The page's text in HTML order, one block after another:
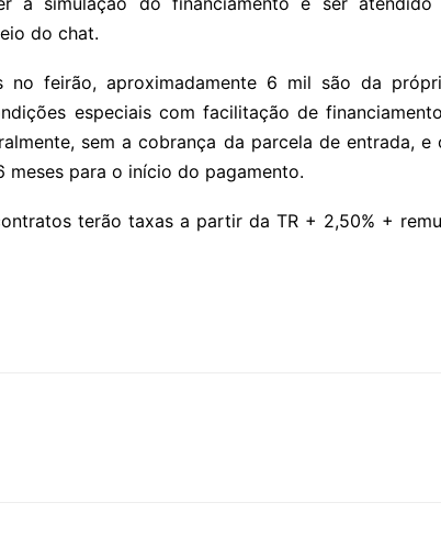
do chat.
no feirão, aproximadamente 6 mil são da
especiais com facilitação de
sem a cobrança da parcela de entrada, e
meses para o início do pagamento.
terão taxas a partir da TR + 2,50% +